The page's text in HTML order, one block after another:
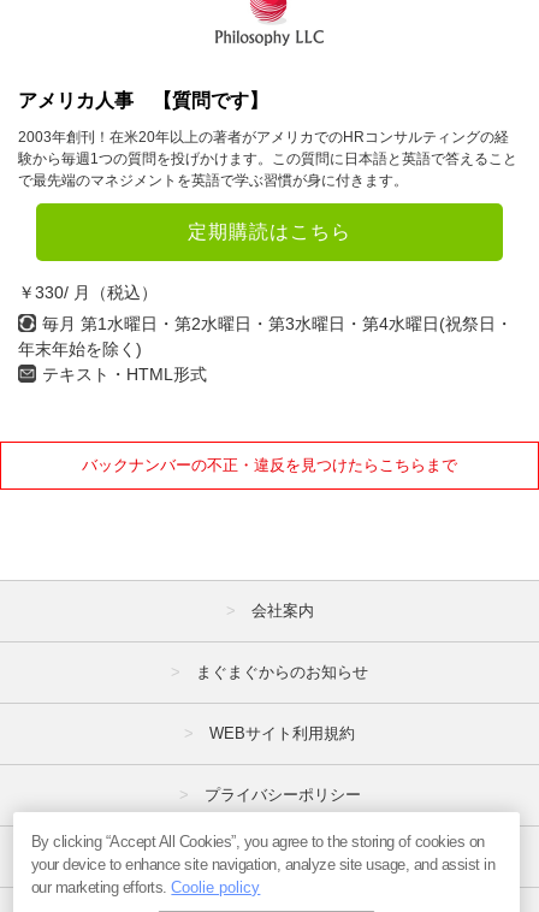
アメリカ人事 【質問です】
2003年創刊！在米20年以上の著者がアメリカでのHRコンサルティングの経
験から毎週1つの質問を投げかけます。この質問に日本語と英語で答えること
で最先端のマネジメントを英語で学ぶ習慣が身に付きます。
定期購読はこちら
￥330/ 月（税込）
毎月 第1水曜日・第2水曜日・第3水曜日・第4水曜日(祝祭日・
年末年始を除く)
テキスト・HTML形式
バックナンバーの不正・違反を見つけたらこちらまで
会社案内
まぐまぐからのお知らせ
WEBサイト利用規約
プライバシーポリシー
特定商取引法
By clicking “Accept All Cookies”, you agree to the storing of cookies on
your device to enhance site navigation, analyze site usage, and assist in
our marketing efforts.Coolie policy